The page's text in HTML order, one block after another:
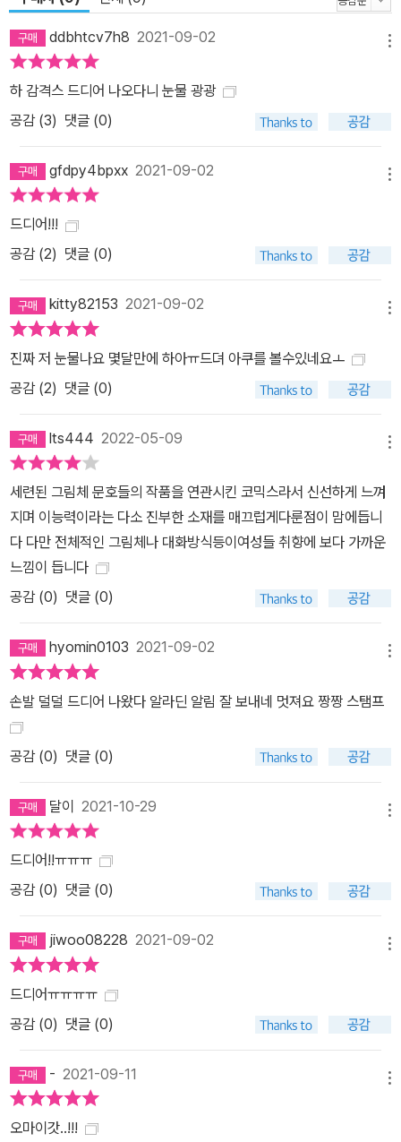
ddbhtcv7h8 2021-09-02
하 감격스 드디어 나오다니 눈물 광광
공감 (3) 댓글 (0)
gfdpy4bpxx 2021-09-02
드디어!!!
공감 (2) 댓글 (0)
kitty82153 2021-09-02
진짜 저 눈물나요 몇달만에 하아ㅠ드뎌 아쿠를 볼수있네요ㅗ
공감 (2) 댓글 (0)
lts444 2022-05-09
세련된 그림체 문호들의 작품을 연관시킨 코믹스라서 신선하게 느껴
지며 이능력이라는 다소 진부한 소재를 매끄럽게다룬점이 맘에듭니
다 다만 전체적인 그림체나 대화방식등이여성들 취향에 보다 가까운
느낌이 듭니다
공감 (0) 댓글 (0)
hyomin0103 2021-09-02
손발 덜덜 드디어 나왔다 알라딘 알림 잘 보내네 멋져요 짱짱 스탬프
공감 (0) 댓글 (0)
달이 2021-10-29
드디어!!ㅠㅠㅠ
공감 (0) 댓글 (0)
jiwoo08228 2021-09-02
드디어ㅠㅠㅠㅠ
공감 (0) 댓글 (0)
- 2021-09-11
오마이갓..!!!